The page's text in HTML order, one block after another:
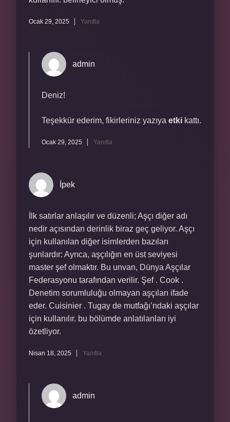
Ocak 29, 2025 Yanıtla
admin
Deniz!
Teşekkür ederim, fikirleriniz yazıya etki kattı.
Ocak 29, 2025 Yanıtla
İpek
İlk satırlar anlaşılır ve düzenli; Aşçı diğer adı
nedir açısından derinlik biraz geç geliyor. Aşçı
için kullanılan diğer isimlerden bazıları
şunlardır: Ayrıca, aşçılığın en üst seviyesi
master şef olmaktır. Bu unvan, Dünya Aşçılar
Federasyonu tarafından verilir. Şef . Cook .
Denetim sorumluluğu olmayan aşçıları ifade
eder. Cuisinier . Tugay de mutfağı’ndaki aşçılar
için kullanılır. bu bölümde anlatılanları iyi
özetliyor.
Nisan 18, 2025 Yanıtla
admin